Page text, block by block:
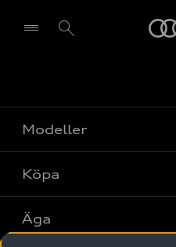
Modeller
Alla modeller
Elbilar
Köpa
Privaterbjudanden
Äga